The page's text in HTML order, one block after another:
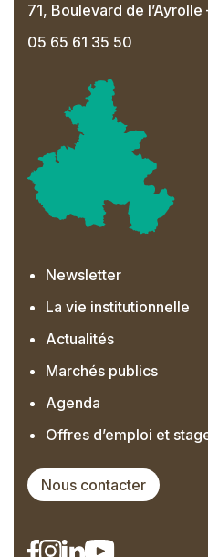
71, Boulevard de
05 65 61 35 50
Newsletter
La vie institutionnelle
Actualités
Marchés publics
Agenda
Offres d’emploi et
Nous contacter